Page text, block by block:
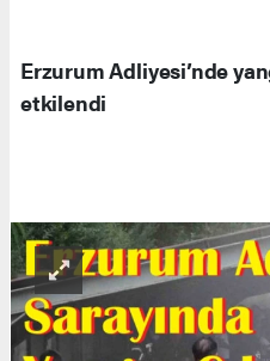
Erzurum Adliyesi’nde
etkilendi